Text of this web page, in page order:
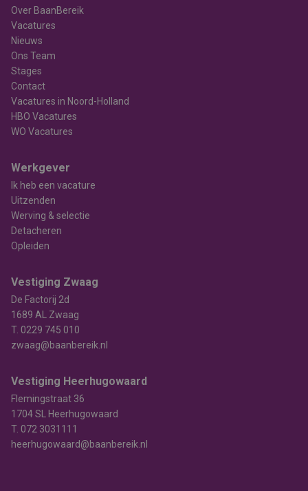
Over BaanBereik
Vacatures
Nieuws
Ons Team
Stages
Contact
Vacatures in Noord-Holland
HBO Vacatures
WO Vacatures
Werkgever
Ik heb een vacature
Uitzenden
Werving & selectie
Detacheren
Opleiden
Vestiging Zwaag
De Factorij 2d
1689 AL Zwaag
T. 0229 745 010
zwaag@baanbereik.nl
Vestiging Heerhugowaard
Flemingstraat 36
1704 SL Heerhugowaard
T. 072 3031111
heerhugowaard@baanbereik.nl